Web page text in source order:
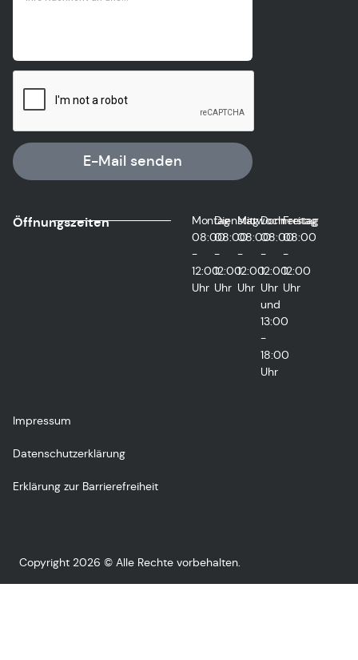
E-Mail senden
Öffnungszeiten
Montag
08:00
-
12:00
Uhr
Dienstag
08:00
-
12:00
Uhr
Mittwoch
08:00
-
12:00
Uhr
Donnerstag
08:00
-
12:00
Uhr
und
13:00
-
18:00
Uhr
Freitag
08:00
-
12:00
Uhr
Impressum
Datenschutzerklärung
Erklärung zur Barrierefreiheit
Copyright 2026 © Alle Rechte vorbehalten.